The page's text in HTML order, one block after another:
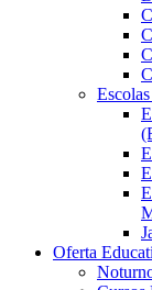
Oferta